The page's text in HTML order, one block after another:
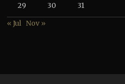
29 30
31
« Jul Nov »